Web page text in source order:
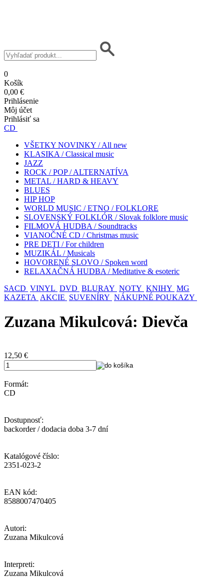
0
Košík
0,00 €
Prihlásenie
Môj účet
Prihlásiť sa
CD
VŠETKY NOVINKY / All new
KLASIKA / Classical music
JAZZ
ROCK / POP / ALTERNATÍVA
METAL / HARD & HEAVY
BLUES
HIP HOP
WORLD MUSIC / ETNO / FOLKLORE
SLOVENSKÝ FOLKLÓR / Slovak folklore music
FILMOVÁ HUDBA / Soundtracks
VIANOČNÉ CD / Christmas music
PRE DETI / For children
MUZIKÁL / Musicals
HOVORENÉ SLOVO / Spoken word
RELAXAČNÁ HUDBA / Meditative & esoteric
SACD VINYL DVD BLURAY NOTY KNIHY MG
KAZETA AKCIE SUVENÍRY NÁKUPNÉ POUKAZY
Zuzana Mikulcová: Dievča
12,50 €
Formát:
CD
Dostupnosť:
backorder / dodacia doba 3-7 dní
Katalógové číslo:
2351-023-2
EAN kód:
8588007470405
Autori:
Zuzana Mikulcová
Interpreti:
Zuzana Mikulcová